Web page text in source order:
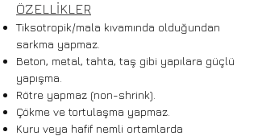
ÖZELLİKLER
Tiksotropik/mala kıvamında olduğundan
sarkma yapmaz.
Beton, metal, tahta, taş gibi yapılara güçlü
yapışma.
Rötre yapmaz (non-shrink).
Çökme ve tortulaşma yapmaz.
Kuru veya hafif nemli ortamlarda